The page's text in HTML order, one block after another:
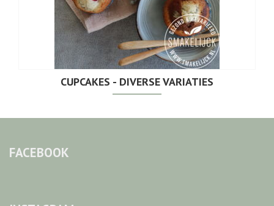
CUPCAKES - DIVERSE VARIATIES
FACEBOOK